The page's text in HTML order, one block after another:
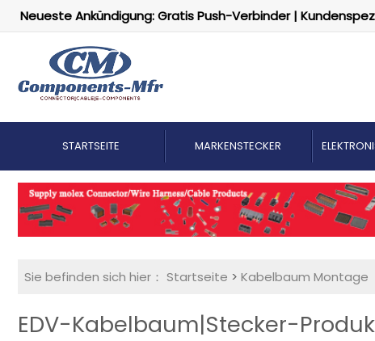
Neueste Ankündigung: Gratis Push-Verbinder |
STARTSEITE MARKENSTECKER
Sie befinden sich hier： Startseite > Kabelbaum Montage
EDV-Kabelbaum|Stecker-